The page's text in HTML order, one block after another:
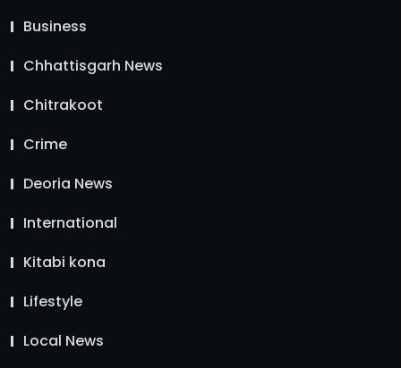
Business
Chhattisgarh News
Chitrakoot
Crime
Deoria News
International
Kitabi kona
Lifestyle
Local News